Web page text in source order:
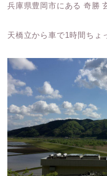
兵庫県豊岡市にある 奇勝
天橋立から車で1時間ちょ